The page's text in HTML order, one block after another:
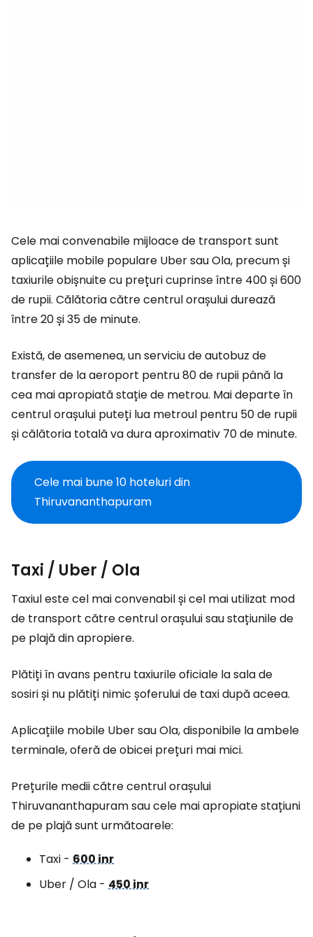
Cele mai convenabile mijloace de transport sunt
aplicațiile mobile populare Uber sau Ola, precum și
taxiurile obișnuite cu prețuri cuprinse între 400 și 600
de rupii. Călătoria către centrul orașului durează
între 20 și 35 de minute.
Există, de asemenea, un serviciu de autobuz de
transfer de la aeroport pentru 80 de rupii până la
cea mai apropiată stație de metrou. Mai departe în
centrul orașului puteți lua metroul pentru 50 de rupii
și călătoria totală va dura aproximativ 70 de minute.
Cele mai bune 10 hoteluri din
Thiruvananthapuram
Taxi / Uber / Ola
Taxiul este cel mai convenabil și cel mai utilizat mod
de transport către centrul orașului sau stațiunile de
pe plajă din apropiere.
Plătiți în avans pentru taxiurile oficiale la sala de
sosiri și nu plătiți nimic șoferului de taxi după aceea.
Aplicațiile mobile Uber sau Ola, disponibile la ambele
terminale, oferă de obicei prețuri mai mici.
Prețurile medii către centrul orașului
Thiruvananthapuram sau cele mai apropiate stațiuni
de pe plajă sunt următoarele:
Taxi - 600 inr
Uber / Ola - 450 inr